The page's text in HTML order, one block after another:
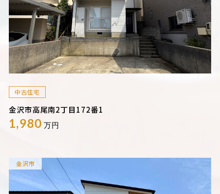
中古住宅
金沢市高尾南2丁目172番1
1,980 万円
金沢市